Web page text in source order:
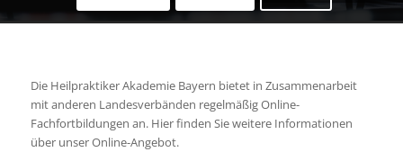
Die Heilpraktiker Akademie Bayern bietet in Zusammenarbeit
mit anderen Landesverbänden regelmäßig Online-
Fachfortbildungen an. Hier finden Sie weitere Informationen
über unser Online-Angebot.